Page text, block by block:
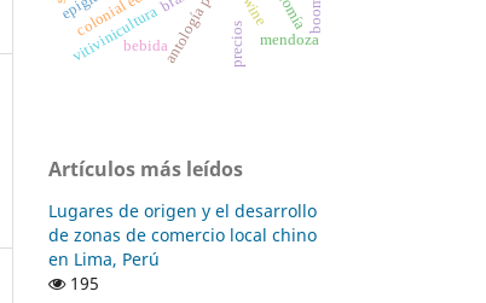
wine
precios
vitivinicultura mendoza
bebida
Artículos más leídos
Lugares de origen y el desarrollo
de zonas de comercio local chino
en Lima, Perú
195